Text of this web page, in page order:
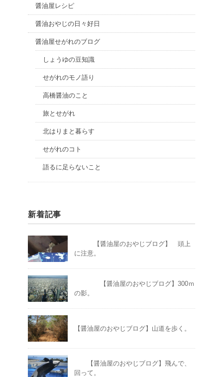
醤油屋レシピ
醤油おやじの日々好日
醤油屋せがれのブログ
しょうゆの豆知識
せがれのモノ語り
高橋醤油のこと
旅とせがれ
北はりまと暮らす
せがれのコト
語るに足らないこと
新着記事
【醤油屋のおやじブログ】 頭上
に注意。
【醤油屋のおやじブログ】300ｍ
の影。
【醤油屋のおやじブログ】山道を歩く。
【醤油屋のおやじブログ】飛んで、
回って。